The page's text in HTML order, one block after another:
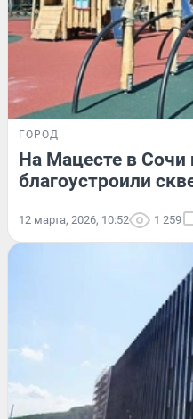
ГОРОД
На Мацесте в Сочи
благоустроили
12 марта, 2026, 10:52 1 259